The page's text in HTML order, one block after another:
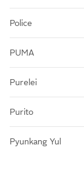
Police
PUMA
Purelei
Purito
Pyunkang Yul